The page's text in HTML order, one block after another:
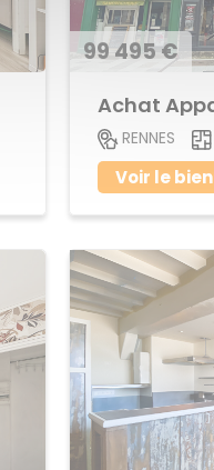
99 495 €
RENNES
Voir le bien